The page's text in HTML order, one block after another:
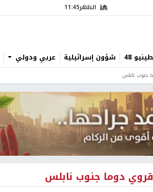
الظهر11:45
48 شؤون إسرائيلية عربي ودولي
نابلس
دوما جنوب نابلس